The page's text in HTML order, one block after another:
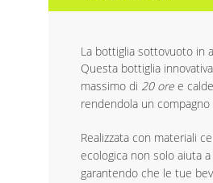
La bottiglia sottovuoto in
Questa bottiglia
massimo di 20 ore e
rendendola un
Realizzata con materiali
ecologica non solo aiuta
garantendo che le tue